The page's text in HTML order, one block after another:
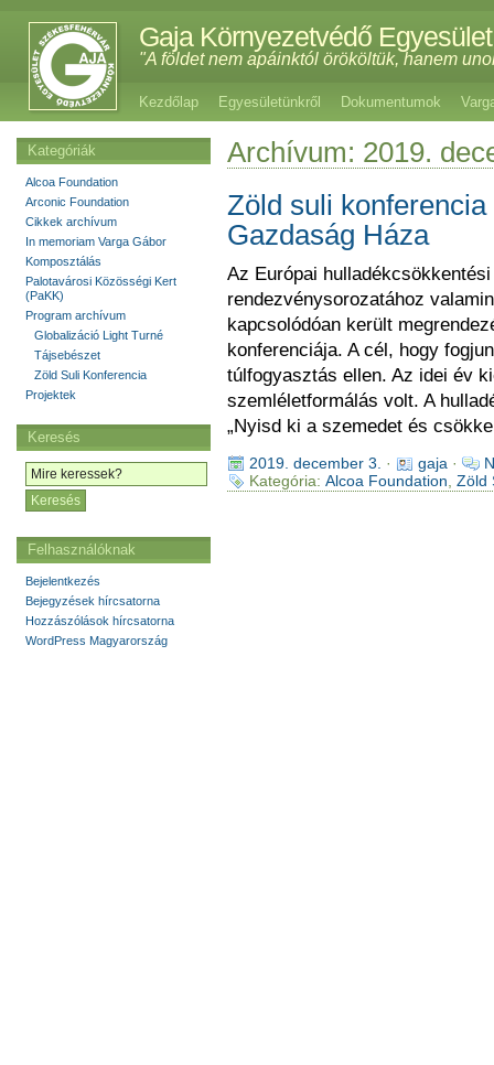
Gaja Környezetvédő Egyesület
"A földet nem apáinktól örököltük, hanem
Kezdőlap Egyesületünkről Dokumentumok
Archívum: 2019.
Zöld suli
Gazdaság Háza
Az Európai
rendezvénysorozatához
kapcsolódóan került
konferenciája. A cél, hogy
túlfogyasztás ellen. Az idei év
szemléletformálás volt. A
„Nyisd ki a szemedet és
2019. december 3. · gaja ·
Kategória: Alcoa Foundation Zöld
Kategóriák
Alcoa Foundation
Arconic Foundation
Cikkek archívum
In memoriam Varga Gábor
Komposztálás
Palotavárosi Közösségi Kert
(PaKK)
Program archívum
Globalizáció Light Turné
Tájsebészet
Zöld Suli Konferencia
Projektek
Keresés
Felhasználóknak
Bejelentkezés
Bejegyzések hírcsatorna
Hozzászólások hírcsatorna
WordPress Magyarország